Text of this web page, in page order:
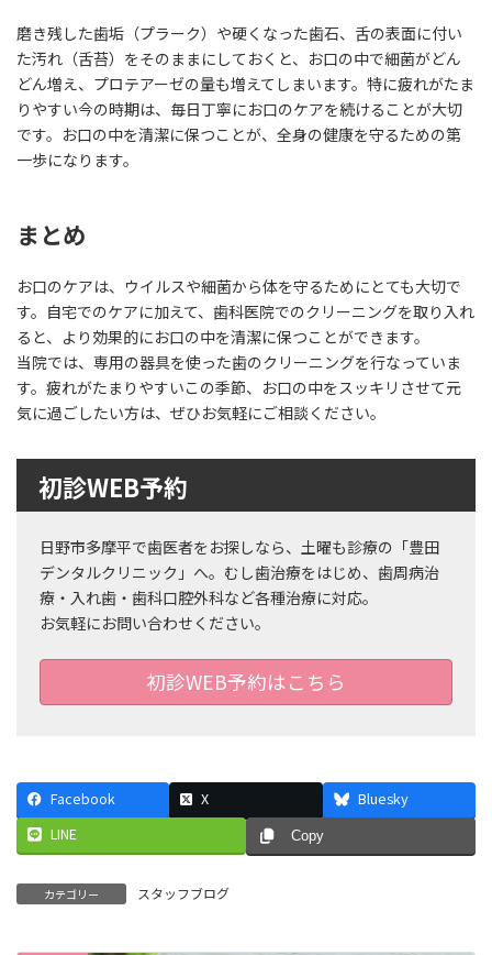
磨き残した歯垢（プラーク）や硬くなった歯石、舌の表面に付い
た汚れ（舌苔）をそのままにしておくと、お口の中で細菌がどん
どん増え、プロテアーゼの量も増えてしまいます。特に疲れがたま
りやすい今の時期は、毎日丁寧にお口のケアを続けることが大切
です。お口の中を清潔に保つことが、全身の健康を守るための第
一歩になります。
まとめ
お口のケアは、ウイルスや細菌から体を守るためにとても大切で
す。自宅でのケアに加えて、歯科医院でのクリーニングを取り入れ
ると、より効果的にお口の中を清潔に保つことができます。
当院では、専用の器具を使った歯のクリーニングを行なっていま
す。疲れがたまりやすいこの季節、お口の中をスッキリさせて元
気に過ごしたい方は、ぜひお気軽にご相談ください。
初診WEB予約
日野市多摩平で歯医者をお探しなら、土曜も診療の「豊田
デンタルクリニック」へ。むし歯治療をはじめ、歯周病治
療・入れ歯・歯科口腔外科など各種治療に対応。
お気軽にお問い合わせください。
初診WEB予約はこちら
Facebook X
Bluesky
LINE
Copy
カテゴリー スタッフブログ